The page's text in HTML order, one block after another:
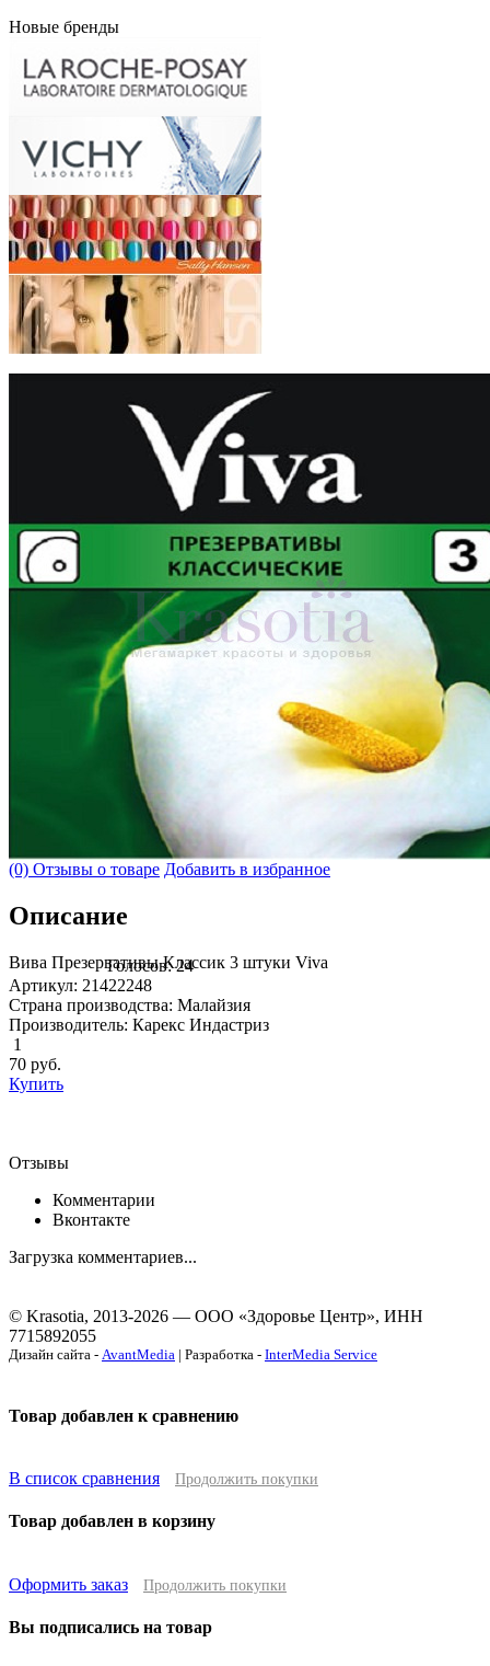
Новые бренды
(0) Отзывы о товаре Добавить в избранное
Описание
Вива Презервативы Классик 3 штуки Viva
Голосов: 24
Артикул: 21422248
Страна производства: Малайзия
Производитель: Карекс Индастриз
1
70 руб.
Купить
Отзывы
Комментарии
Вконтакте
Загрузка комментариев...
© Krasotia, 2013-2026 — ООО «Здоровье Центр», ИНН
7715892055
Дизайн сайта - AvantMedia | Разработка - InterMedia Service
Товар добавлен к сравнению
В список сравнения Продолжить покупки
Товар добавлен в корзину
Оформить заказ Продолжить покупки
Вы подписались на товар